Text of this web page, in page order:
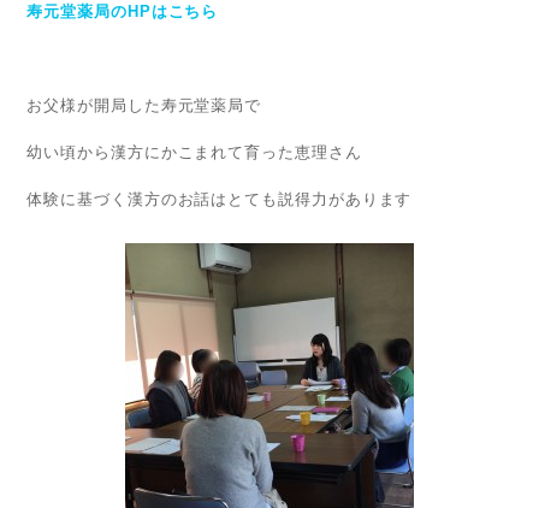
寿元堂薬局のHPはこちら
お父様が開局した寿元堂薬局で
幼い頃から漢方にかこまれて育った恵理さん
体験に基づく漢方のお話はとても説得力があります